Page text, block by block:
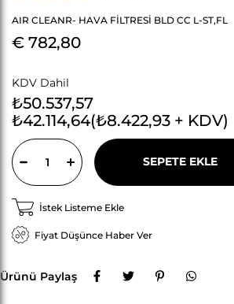
AIR CLEANR- HAVA FİLTRESİ BLD CC L-ST,FL
€ 782,80
KDV Dahil
₺50.537,57
₺42.114,64(₺8.422,93 + KDV)
İstek Listeme Ekle
Fiyat Düşünce Haber Ver
Ürünü Paylaş